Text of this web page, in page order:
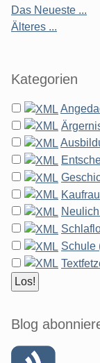
Das Neueste ...
Älteres ...
Kategorien
Schule
Blog